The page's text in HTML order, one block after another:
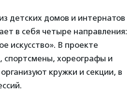
детских домов и интернатов
в себя четыре направления:
искусство». В проекте
хореографы и
кружки и секции, в